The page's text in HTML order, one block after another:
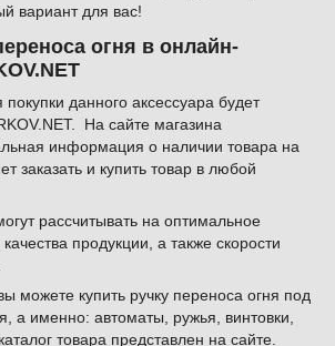
вариант для вас!
огня в онлайн-
данного аксессуара будет
На сайте магазина
информация о наличии товара на
заказать и купить товар в любой
рассчитывать на оптимальное
продукции, а также скорости
можете купить ручку переноса огня под
а именно: автоматы, ружья, винтовки,
товара представлен на сайте.